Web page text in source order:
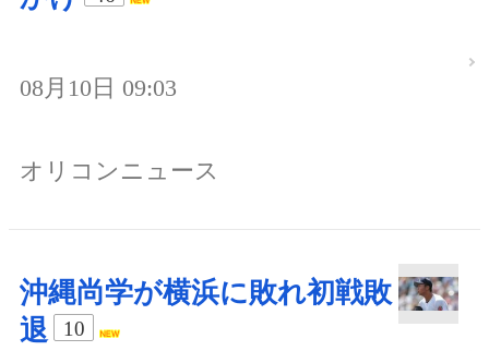
08月10日 09:03
オリコンニュース
沖縄尚学が横浜に敗れ初戦敗
退
10